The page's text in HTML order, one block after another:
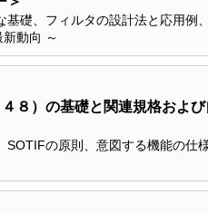
基礎、フィルタの設計法と応用
動向 ～
８）の基礎と関連規格およ
SOTIFの原則、意図する機能の